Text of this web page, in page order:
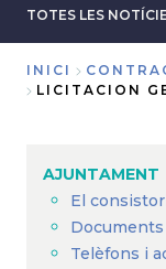
TOTES LES
INICI
LICITACION
AJUNTAMENT
El
Documents
Telèfons i